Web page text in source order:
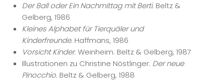
Der Ball oder Ein Nachmittag mit Berti. Beltz &
Gelberg, 1986
Kleines Alphabet für Tierquäler und
Kinderfreunde. Haffmans, 1986
Vorsicht Kinder.Weinheim: Beltz & Gelberg, 1987
Illustrationen zu Christine Nöstlinger: Der neue
Pinocchio. Beltz & Gelberg, 1988